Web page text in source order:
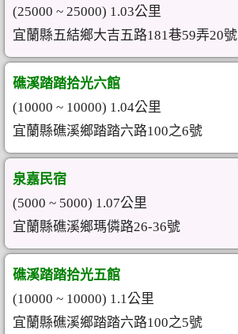
(25000 ~ 25000) 1.03公里
宜蘭縣五結鄉大吉五路181巷59弄20號
礁溪踏踏拾光六館
(10000 ~ 10000) 1.04公里
宜蘭縣礁溪鄉踏踏六路100之6號
泉嘉民宿
(5000 ~ 5000) 1.07公里
宜蘭縣礁溪鄉瑪僯路26-36號
礁溪踏踏拾光五館
(10000 ~ 10000) 1.1公里
宜蘭縣礁溪鄉踏踏六路100之5號